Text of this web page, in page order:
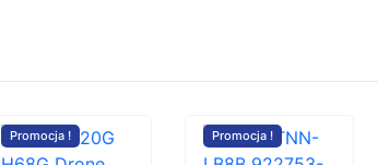
Promocja ! Promocja !